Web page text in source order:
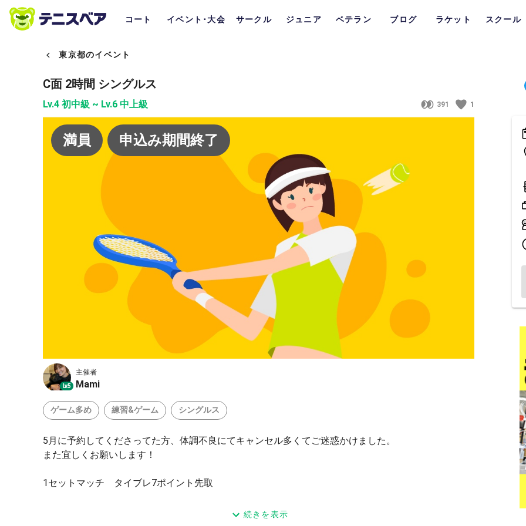
コート イベント･大会 サークル ジュニア ベテラン ブログ ラケット スクール
東京都のイベント
C面 2時間 シングルス
Lv.4 初中級 ~ Lv.6 中上級 391 1
満員 申込み期間終了
Lv.5
主催者
Mami
ゲーム多め 練習&ゲーム シングルス
5月に予約してくださってた方、体調不良にてキャンセル多くてご迷惑かけました。
また宜しくお願いします！
1セットマッチ タイブレ7ポイント先取
時間がなくなってきたら、セミアドにするとか臨機応変にしたいと思います。
続きを表示